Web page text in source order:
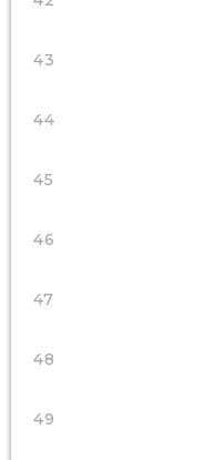
43
44
45
46
47
48
49